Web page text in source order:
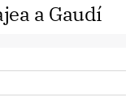
a Gaudí